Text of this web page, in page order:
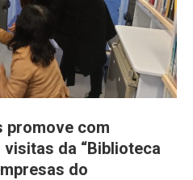
promove com
da “Biblioteca
do